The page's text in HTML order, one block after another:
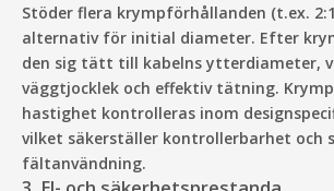
Stöder flera krympförhållanden (t.ex.
alternativ för initial diameter. Efter
den sig tätt till kabelns ytterdiameter,
väggtjocklek och effektiv tätning.
hastighet kontrolleras inom
vilket säkerställer kontrollerbarhet och
fältanvändning.